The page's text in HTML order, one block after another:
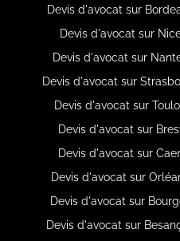
Devis d'avocat sur
Devis d'avocat sur
Devis d'avocat sur
Devis d'avocat sur
Devis d'avocat sur
Devis d'avocat sur
Devis d'avocat sur
Devis d'avocat sur
Devis d'avocat sur
Devis d'avocat sur